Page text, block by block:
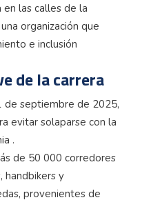
las calles de la
organización que
e inclusión
de la carrera
de septiembre de 2025,
evitar solaparse con la
.
de 50 000 corredores
handbikers y
provenientes de